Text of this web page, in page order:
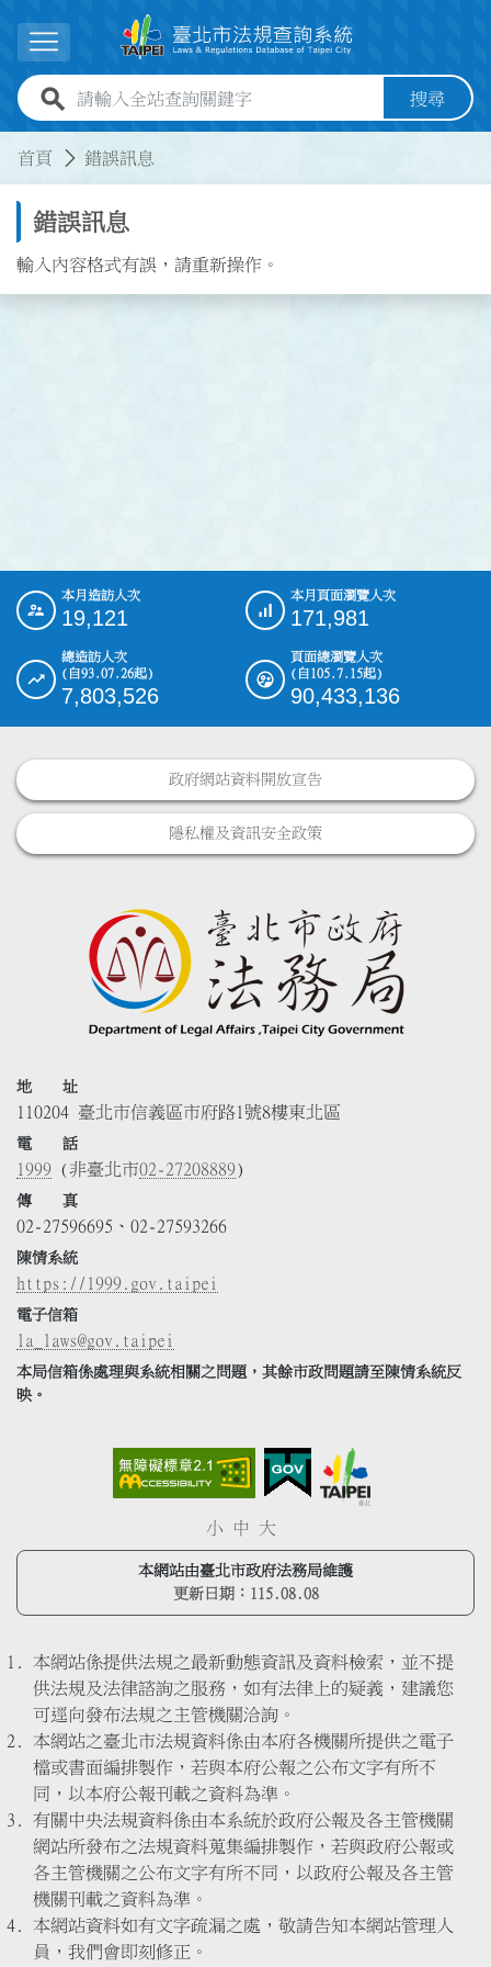
展開選單
全站查詢關鍵字欄位 搜尋
首頁 錯誤訊息
錯誤訊息
輸入內容格式有誤，請重新操作。
::: 本月造訪人次
19,121
本月頁面瀏覽人次
171,981
總造訪人次
(自93.07.26起)
7,803,526
頁面總瀏覽人次
(自105.7.15起)
90,433,136
政府網站資料開放宣告
隱私權及資訊安全政策
地 址
110204 臺北市信義區市府路1號8樓東北區
電 話
1999 (非臺北市02-27208889)
傳 真
02-27596695、02-27593266
陳情系統
https://1999.gov.taipei
電子信箱
la_laws@gov.taipei
本局信箱係處理與系統相關之問題，其餘市政問題請至陳情系統反
映。
小 中 大
本網站由臺北市政府法務局維護
更新日期： 115.08.08
本網站係提供法規之最新動態資訊及資料檢索，並不提
供法規及法律諮詢之服務，如有法律上的疑義，建議您
可逕向發布法規之主管機關洽詢。
本網站之臺北市法規資料係由本府各機關所提供之電子
檔或書面編排製作，若與本府公報之公布文字有所不
同，以本府公報刊載之資料為準。
有關中央法規資料係由本系統於政府公報及各主管機關
網站所發布之法規資料蒐集編排製作，若與政府公報或
各主管機關之公布文字有所不同，以政府公報及各主管
機關刊載之資料為準。
本網站資料如有文字疏漏之處，敬請告知本網站管理人
員，我們會即刻修正。